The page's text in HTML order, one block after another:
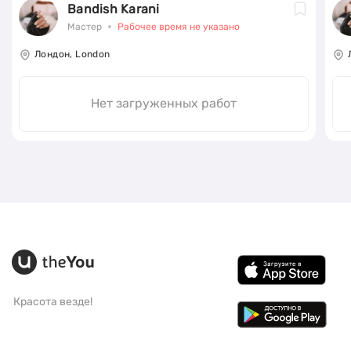
Bandish Karani
Мастер Рабочее время не указано
Лондон, London
Нет загруженных работ
Красота везде!